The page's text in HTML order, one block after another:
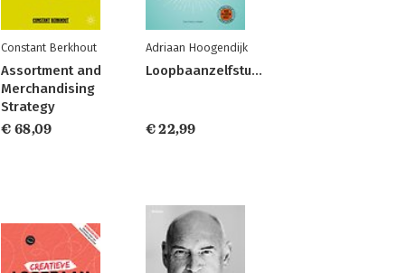
Constant Berkhout
Assortment and
Merchandising
Strategy
€ 68,09
Adriaan Hoogendijk
Loopbaanzelfsturing
€ 22,99